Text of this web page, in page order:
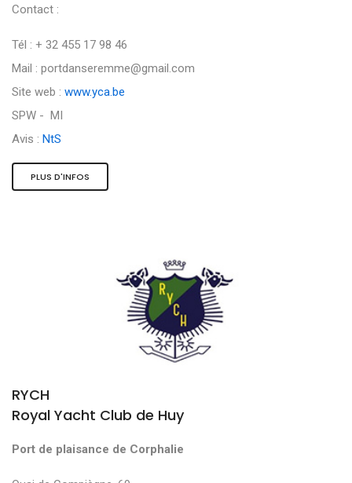
Contact :
Tél : + 32 455 17 98 46
Mail : portdanseremme@gmail.com
Site web : www.yca.be
SPW - MI
Avis : NtS
PLUS D'INFOS
RYCH
Royal Yacht Club de Huy
Port de plaisance de Corphalie